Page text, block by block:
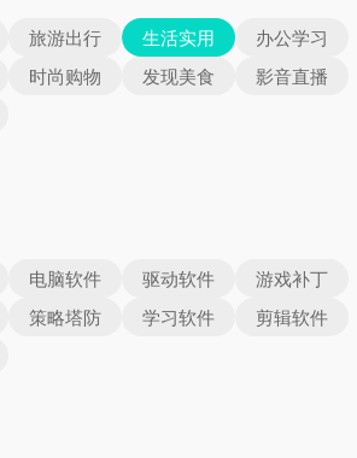
旅游出行 生活实用
办公学习
时尚购物 发现美食
影音直播
电脑软件 驱动软件
游戏补丁
策略塔防 学习软件
剪辑软件